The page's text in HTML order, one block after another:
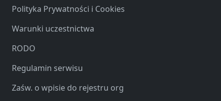
Polityka Prywatności i Cookies
Warunki uczestnictwa
RODO
Regulamin serwisu
Zaśw. o wpisie do rejestru org